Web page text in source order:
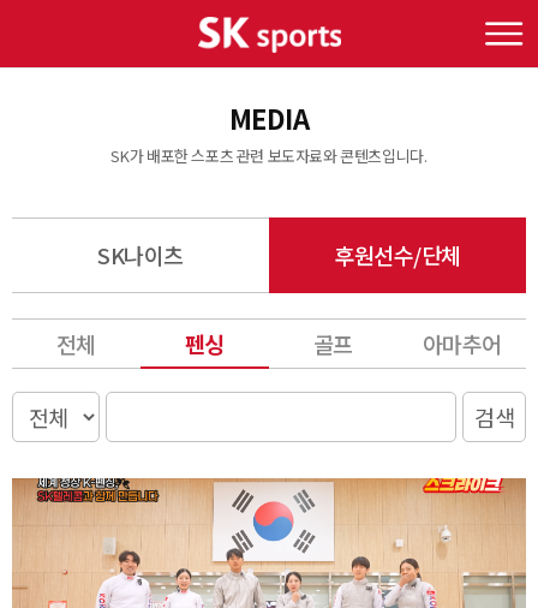
MEDIA
SK가 배포한 스포츠 관련 보도자료와 콘텐츠입니다.
SK나이츠 후원선수/단체
전체 펜싱 골프 아마추어